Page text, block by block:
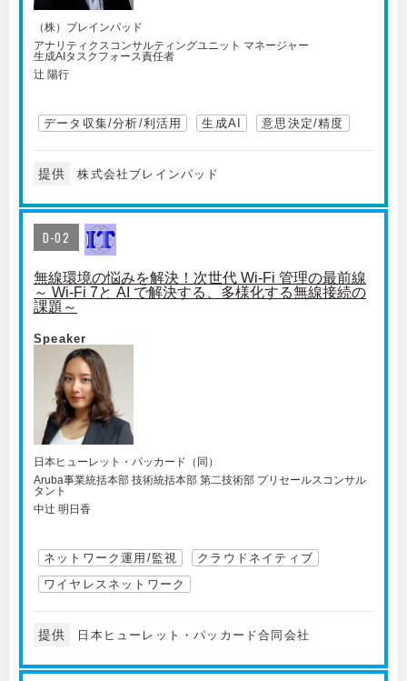
（株）ブレインパッド
アナリティクスコンサルティングユニット マネージャー
生成AIタスクフォース責任者
辻 陽行
データ収集/分析/利活用 生成AI 意思決定/精度
提供 株式会社ブレインパッド
D-02
無線環境の悩みを解決！次世代 Wi-Fi 管理の最前線
～ Wi-Fi 7と AI で解決する、多様化する無線接続の
課題～
Speaker
日本ヒューレット・パッカード（同）
Aruba事業統括本部 技術統括本部 第二技術部 プリセールスコンサル
タント
中辻 明日香
ネットワーク運用/監視
クラウドネイティブ
ワイヤレスネットワーク
提供 日本ヒューレット・パッカード合同会社